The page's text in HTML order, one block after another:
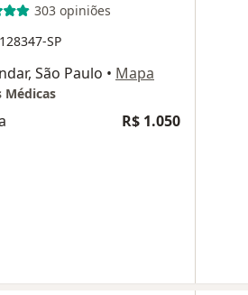
303 opiniões
SP
São Paulo • Mapa
Médicas
R$ 1.050